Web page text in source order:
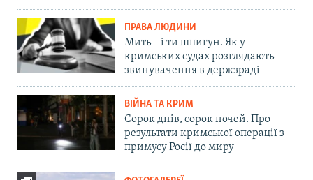
ПРАВА ЛЮДИНИ
Мить – і ти шпигун. Як у
кримських судах розглядають
звинувачення в держзраді
ВІЙНА ТА КРИМ
Сорок днів, сорок ночей. Про
результати кримської операції з
примусу Росії до миру